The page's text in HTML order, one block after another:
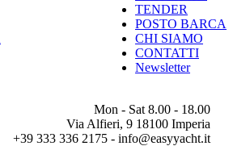
TENDER
POSTO BARCA
CHI SIAMO
CONTATTI
Newsletter
Mon - Sat 8.00 - 18.00
Via Alfieri, 9 18100 Imperia
+39 333 336 2175 - info@easyyacht.it